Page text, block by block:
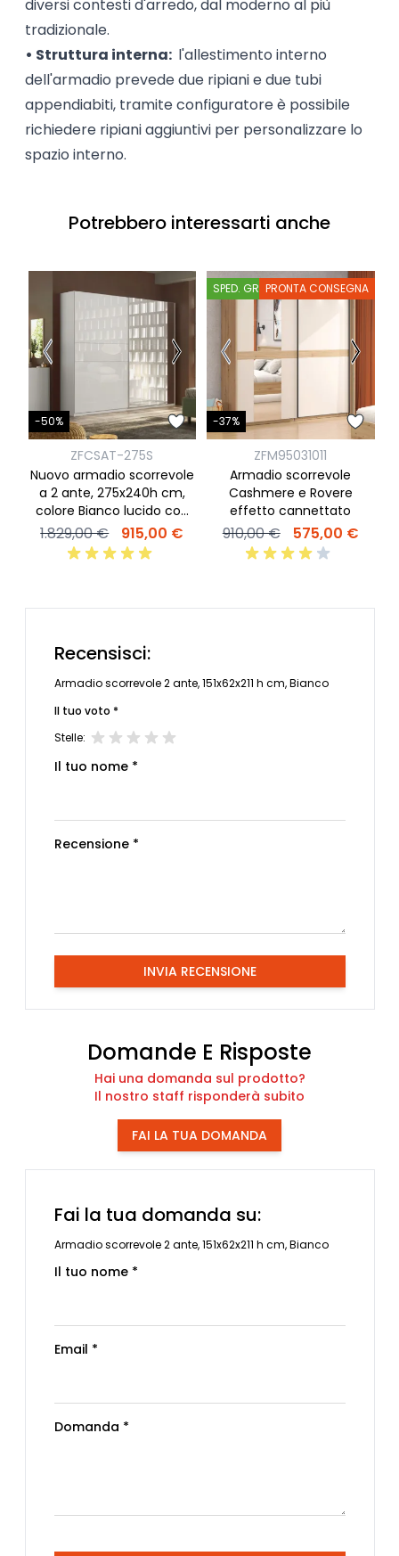
diversi contesti d'arredo, dal moderno al più
tradizionale.
• Struttura interna: l'allestimento interno
dell'armadio prevede due ripiani e due tubi
appendiabiti, tramite configuratore è possibile
richiedere ripiani aggiuntivi per personalizzare lo
spazio interno.
Potrebbero interessarti anche
-50%
ZFCSAT-275S
Nuovo armadio scorrevole
a 2 ante, 275x240h cm,
colore Bianco lucido con
specchi Argento
1.829,00 € 915,00 €
SPED. GRATISPRONTA CONSEGNA
-37%
ZFM95031011
Armadio scorrevole
Cashmere e Rovere
effetto cannettato
910,00 € 575,00 €
Recensisci:
Armadio scorrevole 2 ante, 151x62x211 h cm, Bianco
Il tuo voto *
Stelle:
Il tuo nome *
Recensione *
INVIA RECENSIONE
Domande E Risposte
Hai una domanda sul prodotto?
Il nostro staff risponderà subito
FAI LA TUA DOMANDA
Fai la tua domanda su:
Armadio scorrevole 2 ante, 151x62x211 h cm, Bianco
Il tuo nome *
Email *
Domanda *